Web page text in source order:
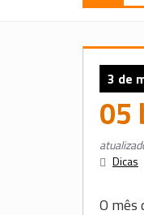
3 de
05
Dicas
O